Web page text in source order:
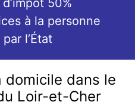
50%
à la personne
l’État
domicile dans le
Loir-et-Cher